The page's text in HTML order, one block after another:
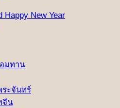
Happy New Year
มทาน
ระจันทร์
จีน